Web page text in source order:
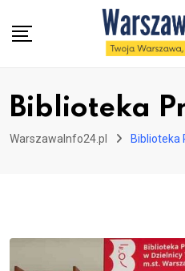
Biblioteka
WarszawaInfo24.pl Biblioteka